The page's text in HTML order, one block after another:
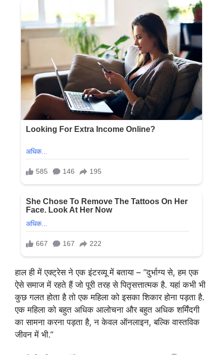
हाल ही में एक्ट्रेस ने एक इंटरव्यू में बताया – ”दुर्भाग्य से, हम एक
ऐसे समाज में रहते हैं जो पूरी तरह से पितृसत्तात्मक है. यहां कभी भी
कुछ गलत होता है तो एक महिला को इसका शिकार होना पड़ता है.
एक महिला को बहुत अधिक आलोचना और बहुत अधिक शर्मिंदगी
का सामना करना पड़ता है, न केवल ऑनलाइन, बल्कि वास्तविक
जीवन में भी.”